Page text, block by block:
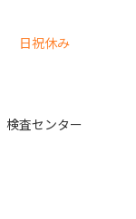
日祝休み
検査センター